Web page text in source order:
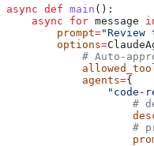
async def main ():
    async
for message
        prompt
=
        options
=
# Auto-
            agents
={
"code-
#
#